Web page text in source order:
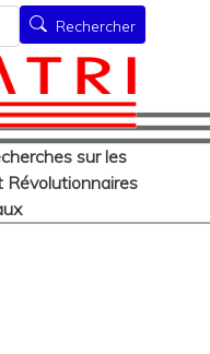
de
sur les
Rechercher